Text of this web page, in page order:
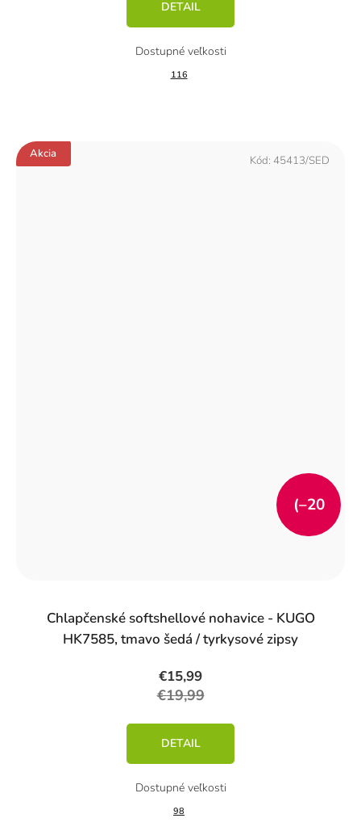
DETAIL
116
Akcia
Chlapčenské softshellové nohavice - KUGO
HK7585, tmavo šedá / tyrkysové zipsy
€15,99
€19,99
(–20
DETAIL
98
Kód: 45413/SED